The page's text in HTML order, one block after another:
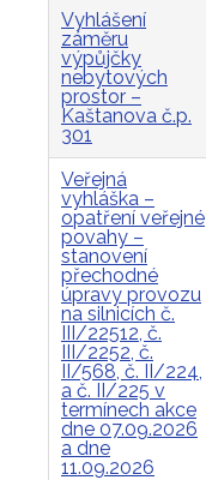
Vyhlášení
záměru
výpůjčky
nebytových
prostor –
Kaštanova č.p.
301
Veřejná
vyhláška –
opatření veřejné
povahy –
stanovení
přechodné
úpravy provozu
na silnicích č.
III/22512, č.
III/2252, č.
II/568, č. II/224,
a č. II/225 v
termínech akce
dne 07.09.2026
a dne
11.09.2026